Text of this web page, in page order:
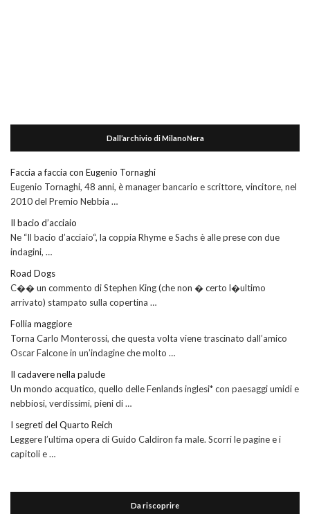
Dall’archivio di MilanoNera
Faccia a faccia con Eugenio Tornaghi
Eugenio Tornaghi, 48 anni, è manager bancario e scrittore, vincitore, nel
2010 del Premio Nebbia …
Il bacio d’acciaio
Ne “Il bacio d’acciaio“, la coppia Rhyme e Sachs è alle prese con due
indagini, …
Road Dogs
C�� un commento di Stephen King (che non � certo l�ultimo
arrivato) stampato sulla copertina …
Follia maggiore
Torna Carlo Monterossi, che questa volta viene trascinato dall’amico
Oscar Falcone in un’indagine che molto …
Il cadavere nella palude
Un mondo acquatico, quello delle Fenlands inglesi* con paesaggi umidi e
nebbiosi, verdissimi, pieni di …
I segreti del Quarto Reich
Leggere l’ultima opera di Guido Caldiron fa male. Scorri le pagine e i
capitoli e …
Da riscoprire